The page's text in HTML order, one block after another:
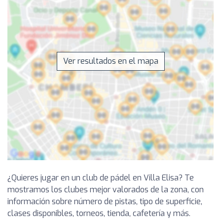
Ver resultados en el mapa
¿Quieres jugar en un club de pádel en Villa Elisa? Te
mostramos los clubes mejor valorados de la zona, con
información sobre número de pistas, tipo de superficie,
clases disponibles, torneos, tienda, cafetería y más.